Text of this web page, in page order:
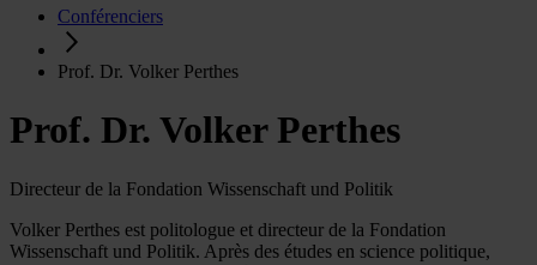
Conférenciers
Prof. Dr. Volker Perthes
Prof. Dr. Volker Perthes
Directeur de la Fondation Wissenschaft und Politik
Volker Perthes est politologue et directeur de la Fondation
Wissenschaft und Politik. Après des études en science politique,